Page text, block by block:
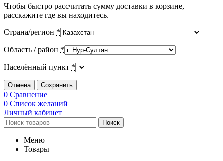
Чтобы быстро рассчитать сумму доставки в корзине,
расскажите где вы находитесь.
Страна/регион *
Область / район *
Населённый пункт *
Отмена Сохранить
0 Сравнение
0 Список желаний
Личный кабинет
Поиск
Меню
Товары